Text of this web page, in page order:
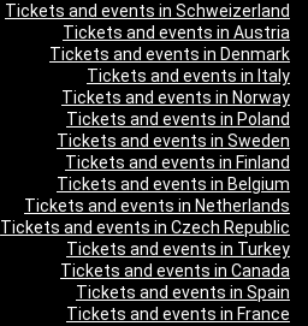
Tickets and events in Schweizerland
Tickets and events in Austria
Tickets and events in Denmark
Tickets and events in Italy
Tickets and events in Norway
Tickets and events in Poland
Tickets and events in Sweden
Tickets and events in Finland
Tickets and events in Belgium
Tickets and events in Netherlands
Tickets and events in Czech Republic
Tickets and events in Turkey
Tickets and events in Canada
Tickets and events in Spain
Tickets and events in France